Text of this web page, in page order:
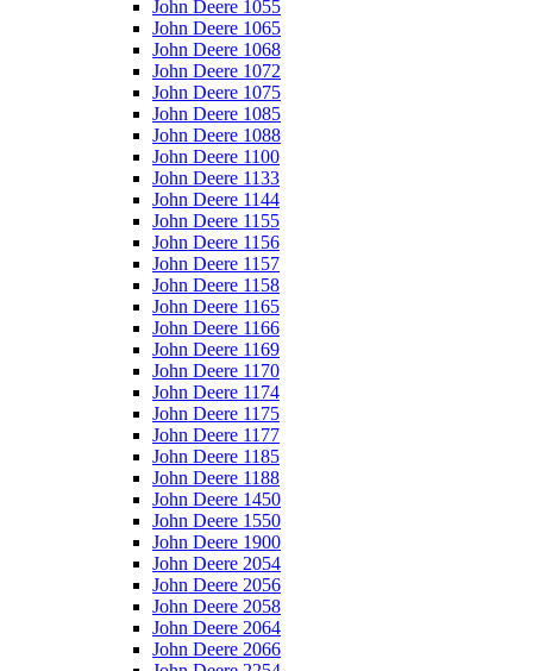
John Deere 1055
John Deere 1065
John Deere 1068
John Deere 1072
John Deere 1075
John Deere 1085
John Deere 1088
John Deere 1100
John Deere 1133
John Deere 1144
John Deere 1155
John Deere 1156
John Deere 1157
John Deere 1158
John Deere 1165
John Deere 1166
John Deere 1169
John Deere 1170
John Deere 1174
John Deere 1175
John Deere 1177
John Deere 1185
John Deere 1188
John Deere 1450
John Deere 1550
John Deere 1900
John Deere 2054
John Deere 2056
John Deere 2058
John Deere 2064
John Deere 2066